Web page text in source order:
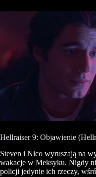
Hellraiser 9: Objawienie
Steven i Nico wyruszają na
wakacje w Meksyku. Nigdy
policji jedynie ich rzeczy,